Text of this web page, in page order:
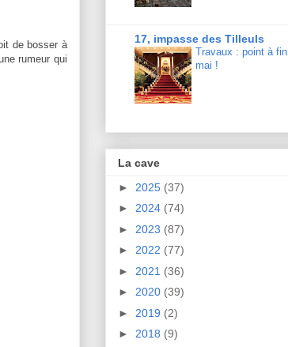
de bosser à
rumeur qui
17, impasse des Tilleuls
Travaux : point à fin
mai !
La cave
► 2025 (37)
► 2024 (74)
► 2023 (87)
► 2022 (77)
► 2021 (36)
► 2020 (39)
► 2019 (2)
► 2018 (9)